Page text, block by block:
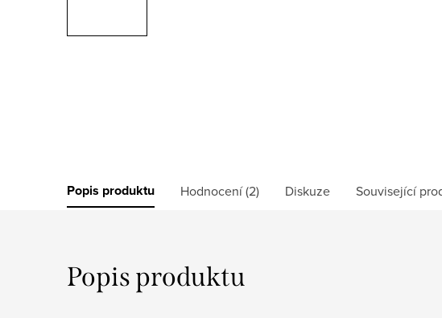
Popis produktu Hodnocení (2) Diskuze Související
Popis produktu